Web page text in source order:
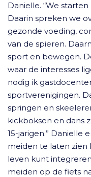
Danielle. “We
Daarin spreken we
gezonde voeding,
van de spieren.
sport en bewegen.
waar de interesses
nodig ik
sportverenigingen.
springen en
kickboksen en dans
15-jarigen.” Danielle
meiden te laten zien
leven kunt
meiden op de fiets